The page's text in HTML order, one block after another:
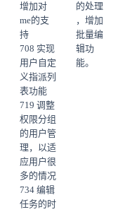
的处理
，增加
批量编
辑功
能。
增加对
me的支
持
708 实现
用户自定
义指派列
表功能
719 调整
权限分组
的用户管
理，以适
应用户很
多的情况
734 编辑
任务的时